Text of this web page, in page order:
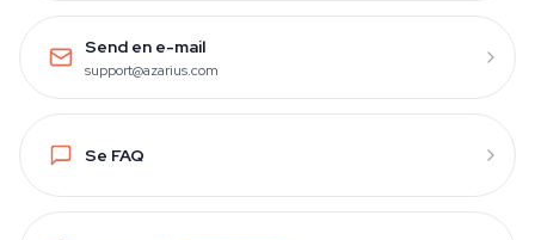
Send en e-mail
support@azarius.com
Se FAQ